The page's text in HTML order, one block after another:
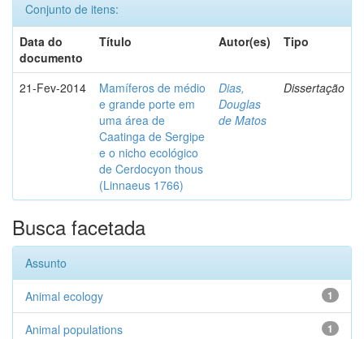
Conjunto de itens:
Data do
documento
Título Autor(es) Tipo
21-Fev-2014
Mamíferos de médio
e grande porte em
uma área de
Caatinga de Sergipe
e o nicho ecológico
de Cerdocyon thous
(Linnaeus 1766)
Dias,
Douglas
de Matos
Dissertação
Busca facetada
Assunto
1
Animal ecology
1
Animal populations